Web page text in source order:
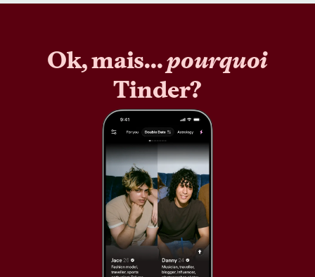
Ok, mais...pourquoi
Tinder?